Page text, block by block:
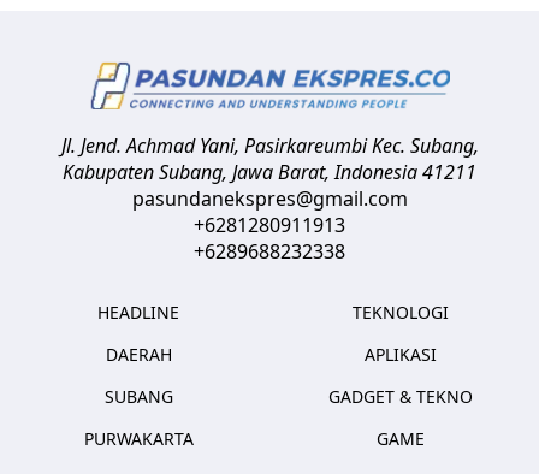
Jl. Jend. Achmad Yani, Pasirkareumbi Kec. Subang,
Kabupaten Subang, Jawa Barat,Indonesia41211
pasundanekspres@gmail.com
+6281280911913
+6289688232338
HEADLINE
DAERAH
SUBANG
PURWAKARTA
TEKNOLOGI
APLIKASI
GADGET & TEKNO
GAME